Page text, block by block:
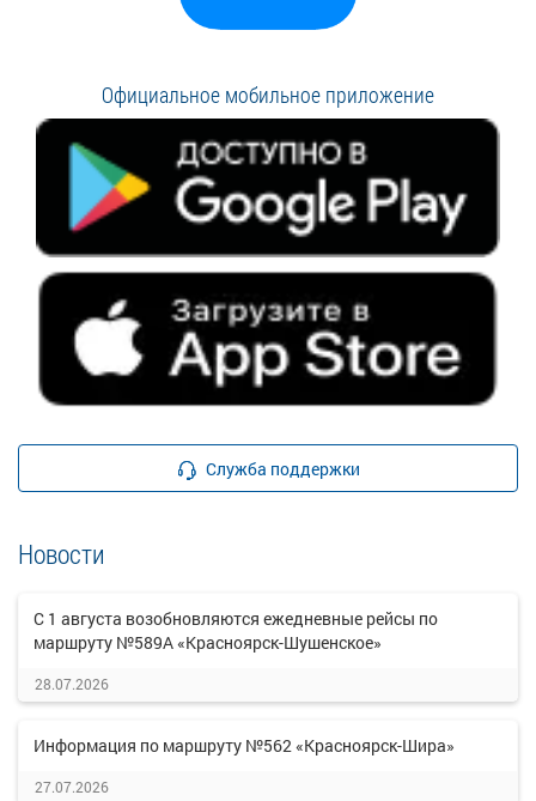
Официальное мобильное приложение
Служба поддержки
Новости
С 1 августа возобновляются ежедневные рейсы по
маршруту №589А «Красноярск-Шушенское»
28.07.2026
Информация по маршруту №562 «Красноярск-Шира»
27.07.2026